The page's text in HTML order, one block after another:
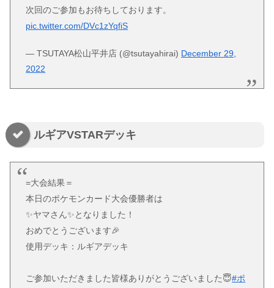
次回のご参加もお待ちしております。
pic.twitter.com/DVc1zYqfiS
— TSUTAYA松山平井店 (@tsutayahirai) December 29,
2022
ルギアVSTARデッキ
=大会結果＝
本日のポケモンカード大会優勝者は
✨ヤマさん✨となりました！
おめでとうございます🎉
使用デッキ：ルギアデッキ
ご参加いただきました皆様ありがとうございました😇#ポ